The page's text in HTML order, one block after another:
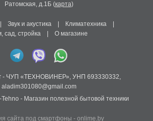
Ратомская, д.1Б(карта)
Звук и акустика Климатехника
сад, стройка
О магазине
- ЧУП «ТЕХНОВИНЕР», УНП 693330332,
aladim301080@gmail.com
Tehno - Магазин полезной бытовой техники
сайта под смартфоны - onlime.by